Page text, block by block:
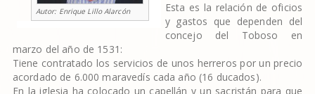
Autor: Enrique Lillo Alarcón
Esta es la relación de oficios
y gastos que dependen del
concejo del Toboso en
marzo del año de 1531:
Tiene contratado los servicios de unos herreros por un precio
acordado de 6.000 maravedís cada año (16 ducados).
En la iglesia ha colocado un capellán y un sacristán para que